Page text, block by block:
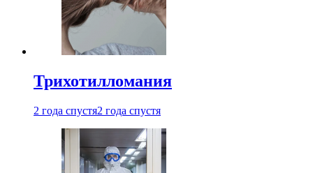
Трихотилломания
2 года спустя2 года спустя